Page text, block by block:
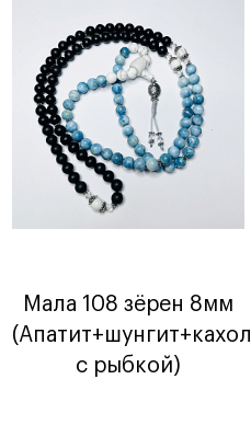
Мала 108 зёрен 8мм
с рыбкой)